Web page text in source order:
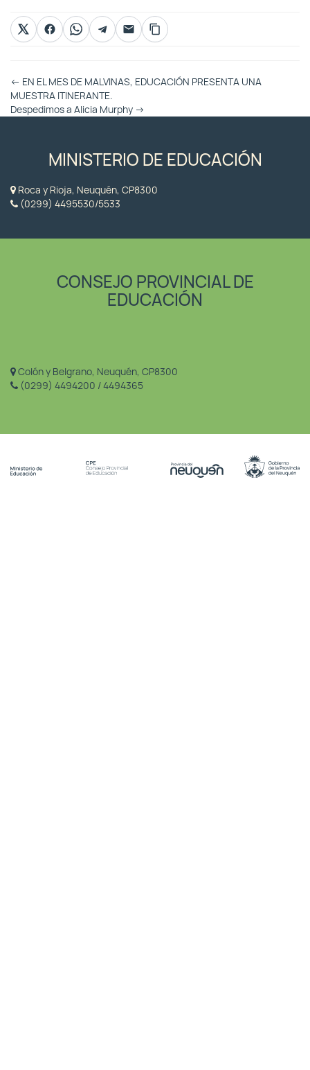
Otras
Entradas
← EN EL MES DE MALVINAS, EDUCACIÓN PRESENTA UNA
MUESTRA ITINERANTE.
Despedimos a Alicia Murphy →
MINISTERIO DE EDUCACIÓN
Roca y Rioja, Neuquén, CP8300
(0299) 4495530/5533
CONSEJO PROVINCIAL DE
EDUCACIÓN
Colón y Belgrano, Neuquén, CP8300
(0299) 4494200 / 4494365